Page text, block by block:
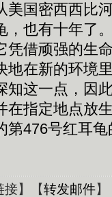
美国密西西比
，也有十年了
凭借顽强的生
地在新的环境
知这一点，因
在指定地点放
第476号红耳
接】【转发邮件】